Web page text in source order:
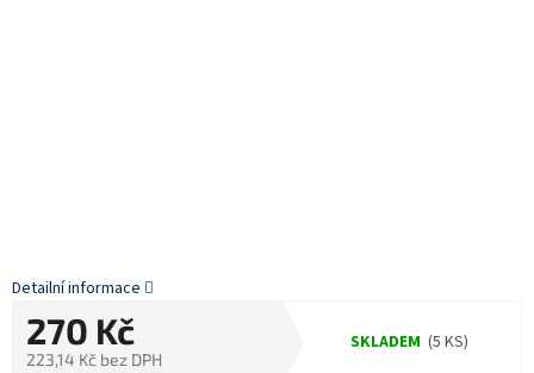
270 Kč
223,14 Kč bez DPH
SKLADEM (5 KS)
Detailní informace